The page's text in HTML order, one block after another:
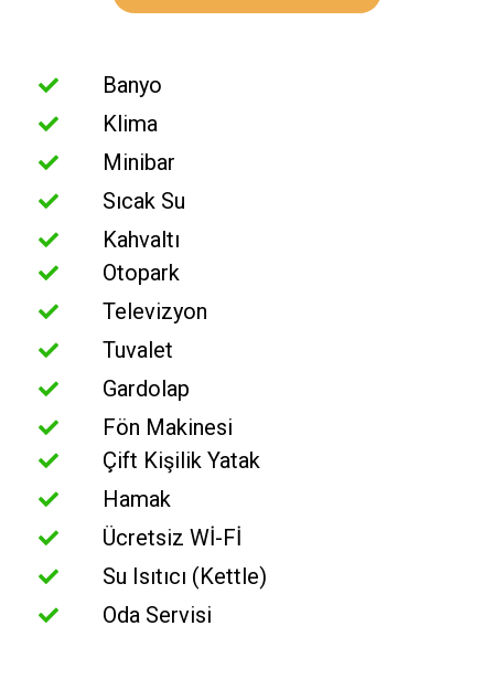
Banyo
Klima
Minibar
Sıcak Su
Kahvaltı
Otopark
Televizyon
Tuvalet
Gardolap
Fön Makinesi
Çift Kişilik Yatak
Hamak
Ücretsiz Wİ-Fİ
Su Isıtıcı (Kettle)
Oda Servisi